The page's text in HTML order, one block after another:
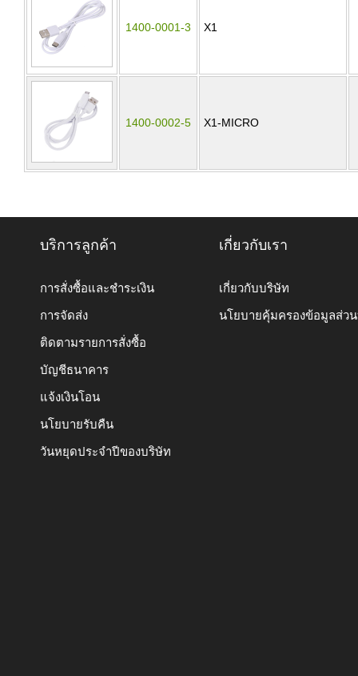
1400-0001-3 X1
1400-0002-5 X1-MICRO
บริการลูกค้า
การสั่งซื้อและชำระเงิน
การจัดส่ง
ติดตามรายการสั่งซื้อ
บัญชีธนาคาร
แจ้งเงินโอน
นโยบายรับคืน
วันหยุดประจำปีของบริษัท
เกี่ยวกับเรา
เกี่ยวกับบริษัท
นโยบายคุ้มครองข้อมูลส่ว